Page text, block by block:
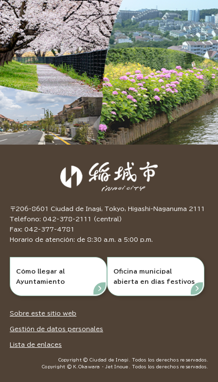
〒206-8601 Ciudad de Inagi, Tokyo, Higashi-Naganuma 2111
Teléfono: 042-378-2111 (central)
Fax: 042-377-4781
Horario de atención: de 8:30 a.m. a 5:00 p.m.
Cómo llegar al
Ayuntamiento
Oficina municipal
abierta en días festivos
Sobre este sitio web
Gestión de datos personales
Lista de enlaces
Copyright © Ciudad de Inagi. Todos los derechos reservados.
Copyright © K.Okawara ・ Jet Inoue. Todos los derechos reservados.